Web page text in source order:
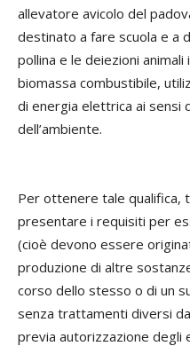
allevatore avicolo del
destinato a fare scuola e a
pollina e le deiezioni
biomassa combustibile,
di energia elettrica ai sensi
dell’ambiente.
Per ottenere tale qualifica,
presentare i requisiti per
(cioè devono essere
produzione di altre
corso dello stesso o di un
senza trattamenti diversi
previa autorizzazione